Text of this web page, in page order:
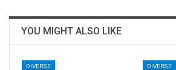
YOU MIGHT ALSO LIKE
DIVERSE DIVERSE